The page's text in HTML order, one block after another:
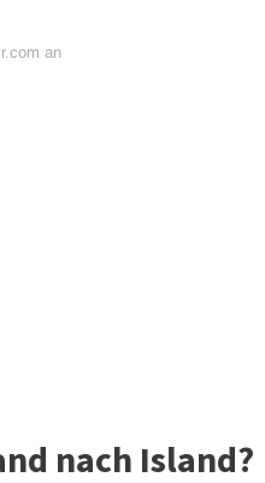
an
nach Island?